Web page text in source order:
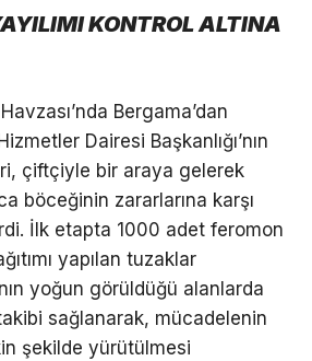
KONTROL ALTINA
Bergama’dan
Dairesi Başkanlığı’nın
çiftçiyle bir araya gelerek
böceğinin zararlarına karşı
İlk etapta 1000 adet feromon
yapılan tuzaklar
yoğun görüldüğü alanlarda
sağlanarak, mücadelenin
şekilde yürütülmesi